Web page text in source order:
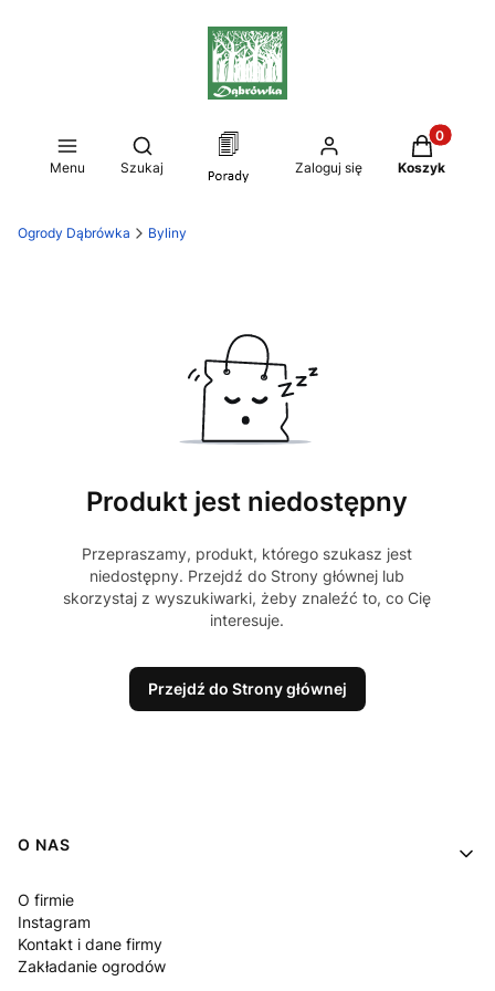
Menu
Otwórz wyszukiwarkę
Szukaj Zaloguj się
Produkty
Koszyk
Ogrody Dąbrówka Byliny
Produkt jest niedostępny
Przepraszamy, produkt, którego szukasz jest
niedostępny. Przejdź do Strony głównej lub
skorzystaj z wyszukiwarki, żeby znaleźć to, co Cię
interesuje.
Przejdź do Strony głównej
Linki w stopce
O NAS
O firmie
Instagram
Kontakt i dane firmy
Zakładanie ogrodów